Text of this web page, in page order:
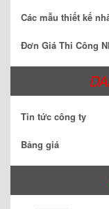
Các mẫu thiết kế
Đơn Giá Thi Công
Tin tức công ty
Bảng giá